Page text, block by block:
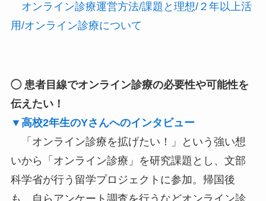
オンライン診療運営方法/課題と理想/２年以上活
用/オンライン診療について
◯ 患者目線でオンライン診療の必要性や可能性を
伝えたい！
▼高校2年生のYさんへのインタビュー
「オンライン診療を拡げたい！」という強い想
いから「オンライン診療」を研究課題とし、文部
科学省が行う留学プロジェクトに参加。帰国後